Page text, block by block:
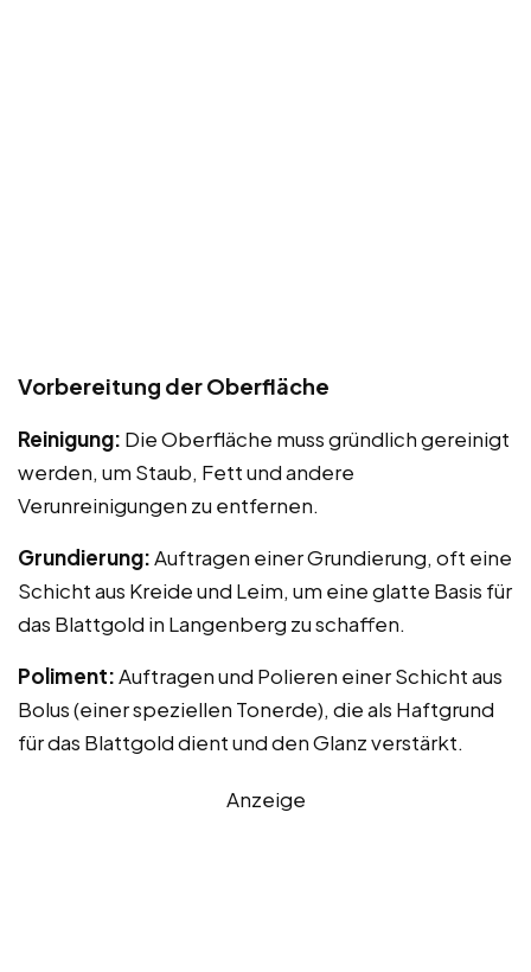
Vorbereitung der Oberfläche
Reinigung: Die Oberfläche muss gründlich gereinigt
werden, um Staub, Fett und andere
Verunreinigungen zu entfernen.
Grundierung:Auftragen einer Grundierung, oft eine
Schicht aus Kreide und Leim, um eine glatte Basis für
das Blattgold in Langenberg zu schaffen.
Poliment:Auftragen und Polieren einer Schicht aus
Bolus (einer speziellen Tonerde), die als Haftgrund
für das Blattgold dient und den Glanz verstärkt.
Anzeige